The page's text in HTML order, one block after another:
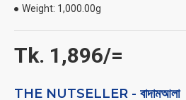
Tk. 1,896/=
Weight: 1,000.00g
THE NUTSELLER - বাদামআলা